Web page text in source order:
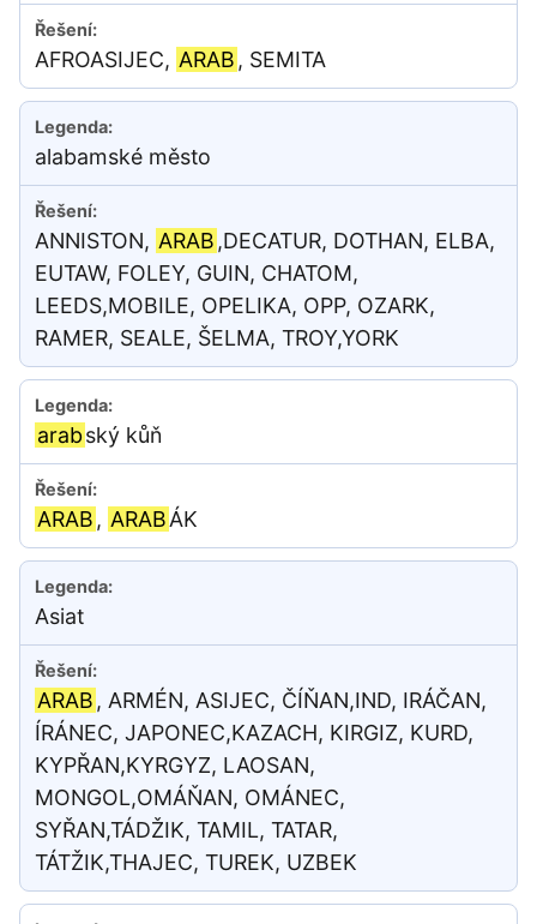
AFROASIJEC, ARAB, SEMITA
alabamské město
ANNISTON, ARAB,DECATUR, DOTHAN, ELBA,
EUTAW, FOLEY, GUIN, CHATOM,
LEEDS,MOBILE, OPELIKA, OPP, OZARK,
RAMER, SEALE, ŠELMA, TROY,YORK
arabský kůň
ARAB, ARABÁK
Asiat
ARAB, ARMÉN, ASIJEC, ČÍŇAN,IND, IRÁČAN,
ÍRÁNEC, JAPONEC,KAZACH, KIRGIZ, KURD,
KYPŘAN,KYRGYZ, LAOSAN,
MONGOL,OMÁŇAN, OMÁNEC,
SYŘAN,TÁDŽIK, TAMIL, TATAR,
TÁTŽIK,THAJEC, TUREK, UZBEK